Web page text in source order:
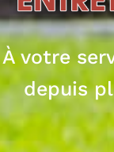
À votre
depuis